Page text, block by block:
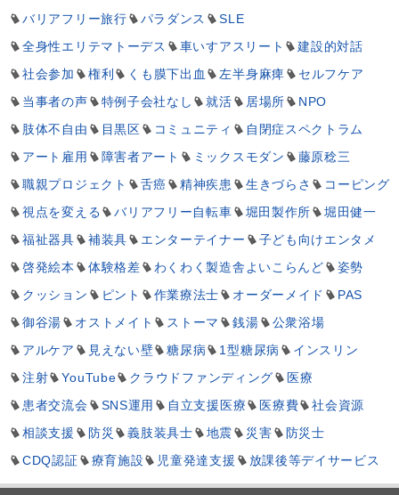
バリアフリー旅行
パラダンス
SLE
全身性エリテマトーデス
車いすアスリート
建設的対話
社会参加
権利 くも膜下出血 左半身麻痺
セルフケア
当事者の声
特例子会社なし 就活 居場所
NPO
肢体不自由
目黒区 コミュニティ
自閉症スペクトラム
アート雇用
障害者アート ミックスモダン
藤原稔三
職親プロジェクト
舌癌 精神疾患 生きづらさ
コーピング
視点を変える
バリアフリー自転車 堀田製作所
堀田健一
福祉器具
補装具 エンターテイナー
子ども向けエンタメ
啓発絵本
体験格差 わくわく製造舎よいこらんど
姿勢
クッション
ピント 作業療法士 オーダーメイド
PAS
御谷湯
オストメイト ストーマ 銭湯
公衆浴場
アルケア
見えない壁 糖尿病 1型糖尿病
インスリン
注射
YouTube クラウドファンディング
医療
患者交流会
SNS運用 自立支援医療 医療費
社会資源
相談支援
防災 義肢装具士 地震 災害
防災士
CDQ認証
療育施設 児童発達支援 放課後等デイサービス